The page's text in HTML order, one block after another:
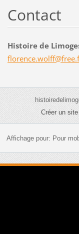
Contact
Histoire de
florence.wolff@f
Créer un
Affichage pour: Pour